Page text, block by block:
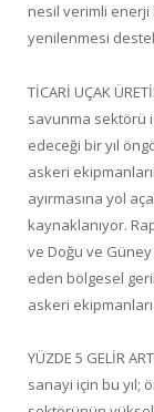
nesil verimli enerji
yenilenmesi
TİCARİ UÇAK
savunma sektörü
edeceği bir yıl
askeri
ayırmasına yol
kaynaklanıyor.
ve Doğu ve
eden bölgesel
askeri
YÜZDE 5 GELİR
sanayi için bu yıl;